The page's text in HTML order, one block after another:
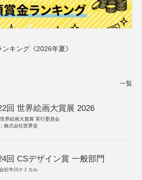
キング《2026年夏》
一覧
回 世界絵画大賞展 2026
世界絵画大賞展 実行委員会
株式会社世界堂
回 CSデザイン賞 一般部門
社中川ケミカル